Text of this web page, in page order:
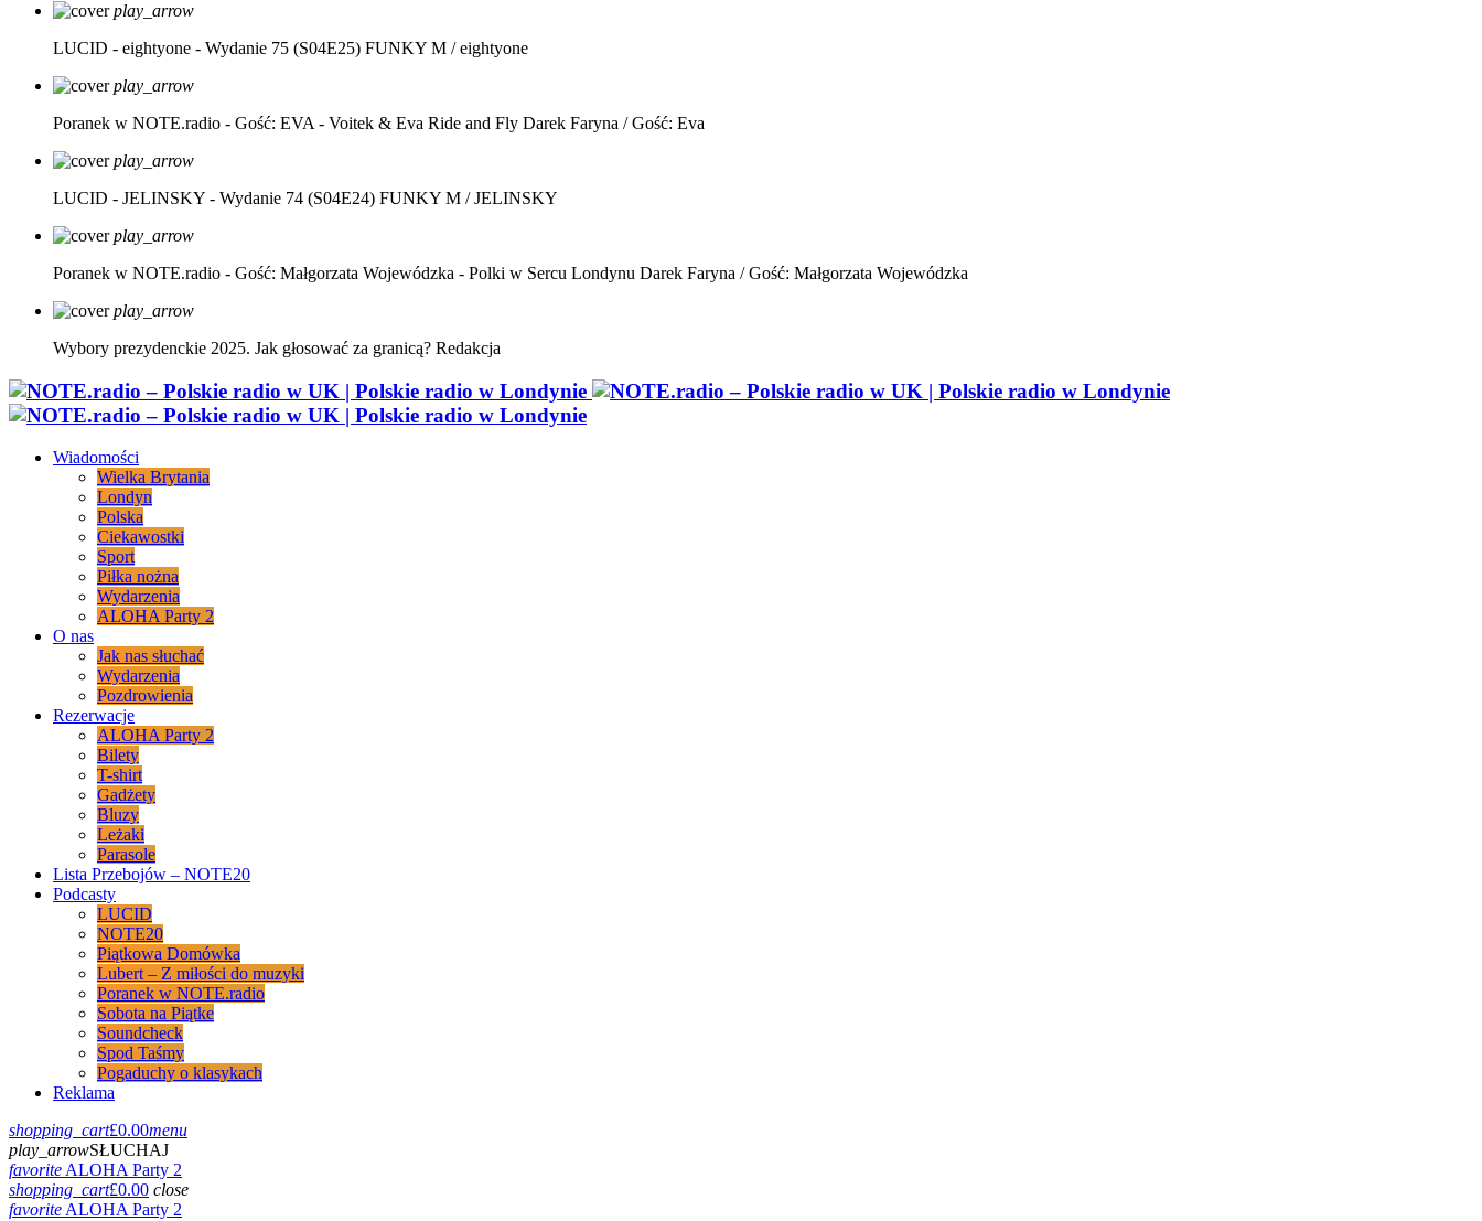
play_arrow
LUCID - eightyone - Wydanie 75 (S04E25) FUNKY M / eightyone
play_arrow
Poranek w NOTE.radio - Gość: EVA - Voitek & Eva Ride and Fly Darek Faryna / Gość: Eva
play_arrow
LUCID - JELINSKY - Wydanie 74 (S04E24) FUNKY M / JELINSKY
play_arrow
Poranek w NOTE.radio - Gość: Małgorzata Wojewódzka - Polki w Sercu Londynu Darek Faryna / Gość: Małgorzata Wojewódzka
play_arrow
Wybory prezydenckie 2025. Jak głosować za granicą? Redakcja
Wiadomości
Wielka Brytania
Londyn
Polska
Ciekawostki
Sport
Piłka nożna
Wydarzenia
ALOHA Party 2
O nas
Jak nas słuchać
Wydarzenia
Pozdrowienia
Rezerwacje
ALOHA Party 2
Bilety
T-shirt
Gadżety
Bluzy
Leżaki
Parasole
Lista Przebojów – NOTE20
Podcasty
LUCID
NOTE20
Piątkowa Domówka
Lubert – Z miłości do muzyki
Poranek w NOTE.radio
Sobota na Piątke
Soundcheck
Spod Taśmy
Pogaduchy o klasykach
Reklama
shopping_cart£0.00menu
play_arrowSŁUCHAJ
favoriteALOHA Party 2
shopping_cart£0.00 close
favoriteALOHA Party 2